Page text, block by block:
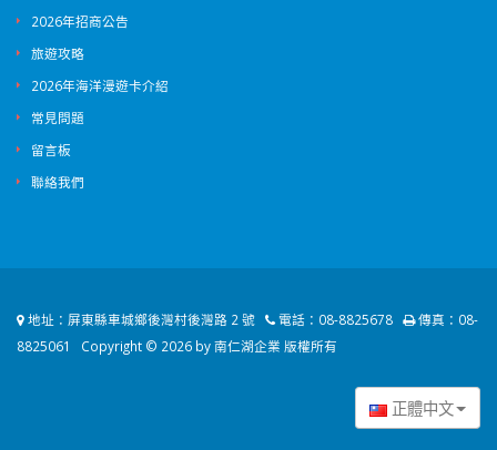
2026年招商公告
旅遊攻略
2026年海洋漫遊卡介紹
常見問題
留言板
聯絡我們
地址： 屏東縣車城鄉後灣村後灣路 2 號 電話： 08-8825678 傳真： 08-
8825061
Copyright © 2026 by 南仁湖企業 版權所有
正體中文